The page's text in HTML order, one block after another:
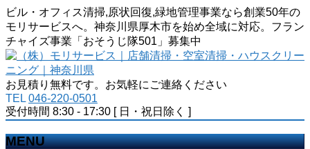
ビル・オフィス清掃,原状回復,緑地管理事業なら創業50年の
モリサービスへ。神奈川県厚木市を始め全域に対応。フラン
チャイズ事業「おそうじ隊501」募集中
お見積り無料です。お気軽にご連絡ください
TEL 046-220-0501
受付時間 8:30 - 17:30 [ 日・祝日除く ]
MENU